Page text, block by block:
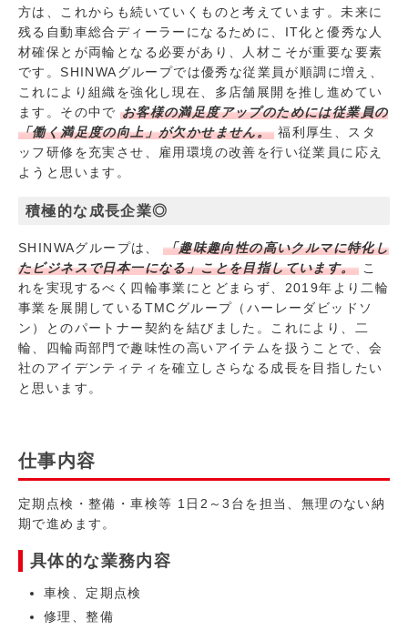
方は、これからも続いていくものと考えています。未来に
残る自動車総合ディーラーになるために、IT化と優秀な人
材確保とが両輪となる必要があり、人材こそが重要な要素
です。SHINWAグループでは優秀な従業員が順調に増え、
これにより組織を強化し現在、多店舗展開を推し進めてい
ます。その中で お客様の満足度アップのためには従業員の
「働く満足度の向上」が欠かせません。 福利厚生、スタ
ッフ研修を充実させ、雇用環境の改善を行い従業員に応え
ようと思います。
積極的な成長企業◎
SHINWAグループは、
「趣味趣向性の高いクルマに特化し
たビジネスで日本一になる」ことを目指しています。
こ
れを実現するべく四輪事業にとどまらず、2019年より二輪
事業を展開しているTMCグループ（ハーレーダビッドソ
ン）とのパートナー契約を結びました。これにより、二
輪、四輪両部門で趣味性の高いアイテムを扱うことで、会
社のアイデンティティを確立しさらなる成長を目指したい
と思います。
仕事内容
定期点検・整備・車検等 1日2～3台を担当、無理のない納
期で進めます。
具体的な業務内容
車検、定期点検
修理、整備